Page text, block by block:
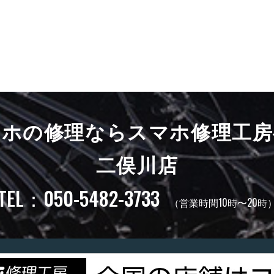
の修理ならスマホ修理工
二俣川店
：050-5482-3733 （営業時間10時〜20時